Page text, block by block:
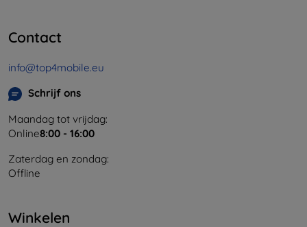
Contact
info@top4mobile.eu
Schrijf ons
Maandag tot vrijdag:
Online8:00 - 16:00
Zaterdag en zondag:
Offline
Winkelen